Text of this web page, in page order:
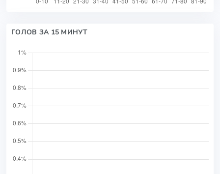
ГОЛОВ ЗА 15 МИНУТ